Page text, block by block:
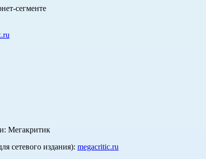
сегменте
Мегакритик
сетевого издания): megacritic.ru